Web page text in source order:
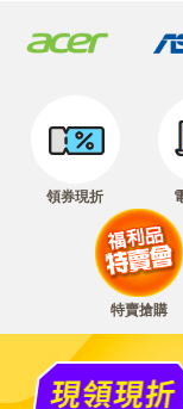
領券現折
特賣搶購